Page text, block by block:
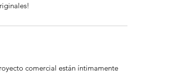
comercial están íntimamente